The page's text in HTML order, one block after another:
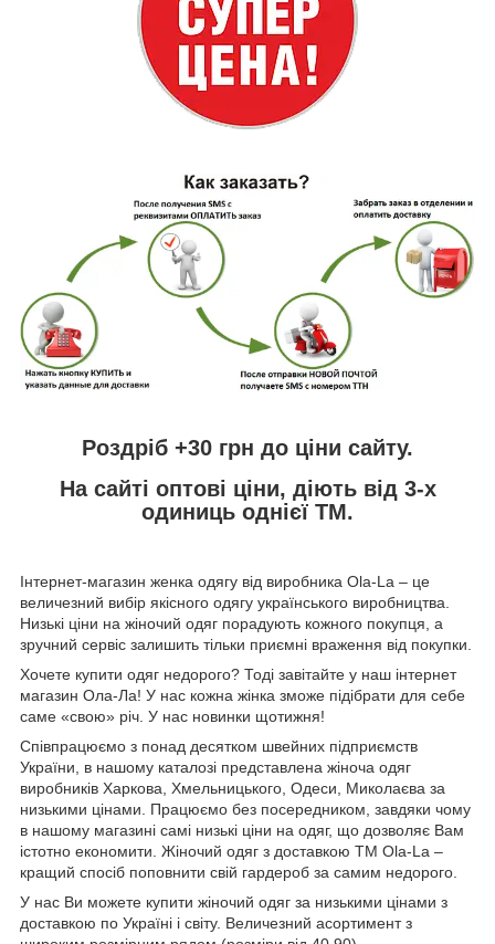
Роздріб +30 грн до ціни сайту.
На сайті оптові ціни, діють від 3-х
одиниць однієї ТМ.
Інтернет-магазин женка одягу від виробника Ola-La – це
величезний вибір якісного одягу українського виробництва.
Низькі ціни на жіночий одяг порадують кожного покупця, а
зручний сервіс залишить тільки приємні враження від покупки.
Хочете купити одяг недорого? Тоді завітайте у наш інтернет
магазин Ола-Ла! У нас кожна жінка зможе підібрати для себе
саме «свою» річ. У нас новинки щотижня!
Співпрацюємо з понад десятком швейних підприємств
України, в нашому каталозі представлена жіноча одяг
виробників Харкова, Хмельницького, Одеси, Миколаєва за
низькими цінами. Працюємо без посередником, завдяки чому
в нашому магазині самі низькі ціни на одяг, що дозволяє Вам
істотно економити. Жіночий одяг з доставкою TM Ola-La –
кращий спосіб поповнити свій гардероб за самим недорого.
У нас Ви можете купити жіночий одяг за низькими цінами з
доставкою по Україні і світу. Величезний асортимент з